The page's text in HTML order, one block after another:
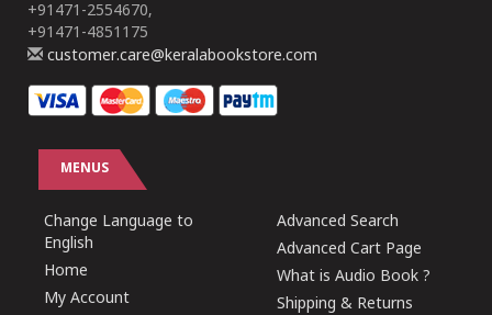
+91471-2554670,
+91471-4851175
customer.care@keralabookstore.com
MENUS
Change Language to
English
Home
My Account
Advanced Search
Advanced Cart Page
What is Audio Book ?
Shipping & Returns